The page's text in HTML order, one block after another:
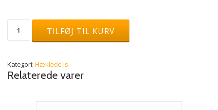
med
2
og
ører
TILFØJ TIL KURV
Kategori: Hæklede is
Relaterede varer